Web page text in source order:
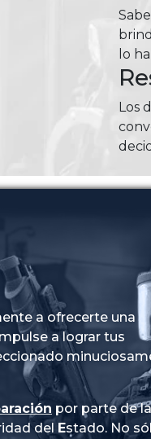
lo
Los
a ofrecerte una
a lograr tus
por parte de
del Estado. No